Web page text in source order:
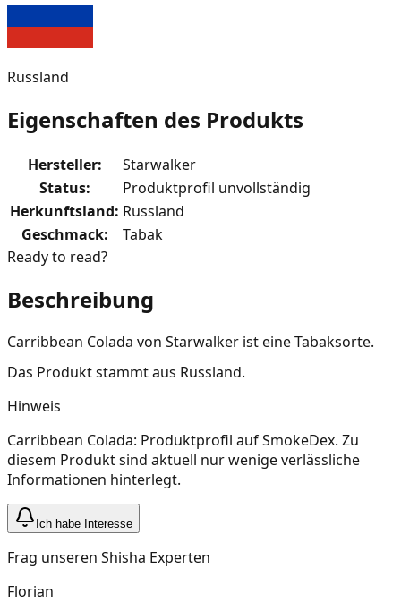
Russland
Eigenschaften des Produkts
Hersteller:
Starwalker
Status:
Produktprofil unvollständig
Herkunftsland: Russland
Geschmack:
Tabak
Ready to read?
Beschreibung
Carribbean Colada von Starwalker ist eine Tabaksorte.
Das Produkt stammt aus Russland.
Hinweis
Carribbean Colada: Produktprofil auf SmokeDex. Zu
diesem Produkt sind aktuell nur wenige verlässliche
Informationen hinterlegt.
Ich habe Interesse
Frag unseren Shisha Experten
Florian